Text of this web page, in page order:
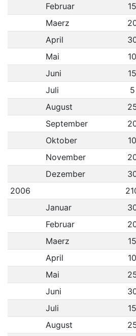
Februar
15
Maerz
April
Mai
10
Juni
15
Juli
5
August
September
Oktober
10
November
Dezember
2006
Januar
Februar
Maerz
15
April
10
Mai
Juni
Juli
15
August